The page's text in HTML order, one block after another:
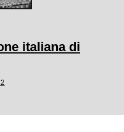
italiana di